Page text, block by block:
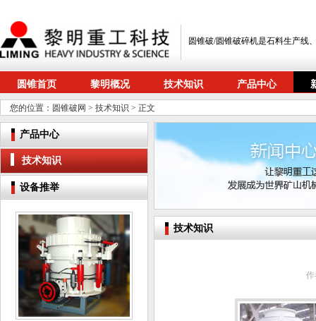
圆锥破/圆锥破碎机是石料生产线
圆锥首页 黎明概况 技术知识 产品中心
您的位置： 圆锥破网 > 技术知识 > 正文
技术知识
产品中心
技术知识
设备推举